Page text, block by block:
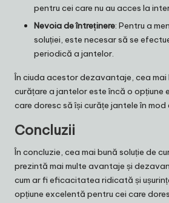
pentru cei care nu au acces la
Nevoia de întreținere: Pentru a
soluției, este necesar să se
periodică a jantelor.
În ciuda acestor dezavantaje, cea mai
curățare a jantelor este încă o opțiune
care doresc să își curățe jantele în mod
Concluzii
În concluzie, cea mai bună soluție de
prezintă mai multe avantaje și
cum ar fi eficacitatea ridicată și
opțiune excelentă pentru cei care